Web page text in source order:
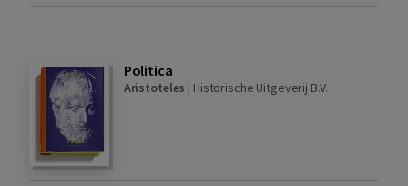
Politica
Aristoteles | Historische Uitgeverij B.V.